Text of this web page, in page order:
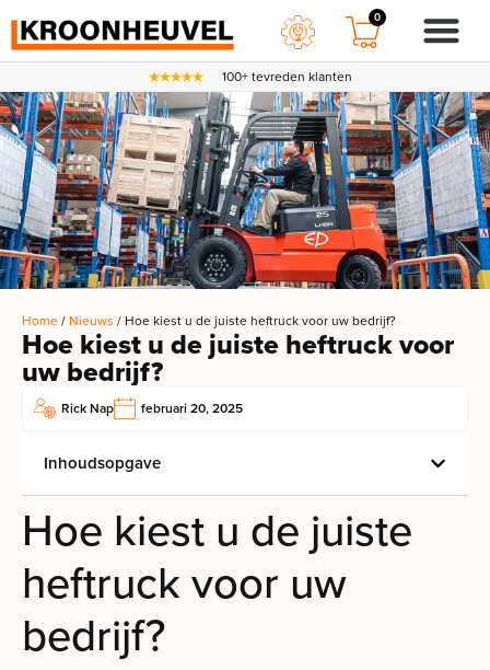
0
100+ tevreden klanten
Home/ Nieuws / Hoe kiest u de juiste heftruck voor uw bedrijf?
Hoe kiest u de juiste heftruck voor
uw bedrijf?
Rick Nap februari 20, 2025
Inhoudsopgave
Hoe kiest u de juiste
heftruck voor uw
bedrijf?